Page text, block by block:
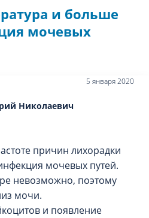
и больше
мочевых
Николаевич
5 января 2020
причин лихорадки
мочевых путей.
невозможно, поэтому
мочи.
и появление